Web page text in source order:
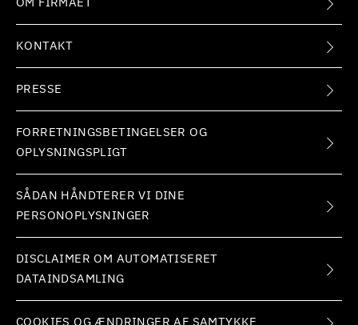
OM FIRMAET
KONTAKT
PRESSE
FORRETNINGSBETINGELSER OG
OPLYSNINGSPLIGT
SÅDAN HÅNDTERER VI DINE
PERSONOPLYSNINGER
DISCLAIMER OM AUTOMATISERET
DATAINDSAMLING
COOKIES OG ÆNDRINGER AF SAMTYKKE